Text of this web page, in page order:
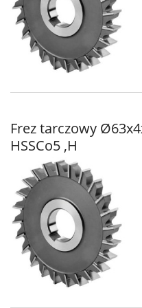
Frez tarczowy
HSSCo5 ,H